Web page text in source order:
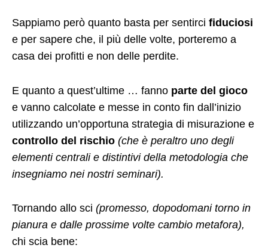
Sappiamo però quanto basta per sentirci fiduciosi
e per sapere che, il più delle volte, porteremo a
casa dei profitti e non delle perdite.
E quanto a quest’ultime … fanno parte del gioco
e vanno calcolate e messe in conto fin dall’inizio
utilizzando un’opportuna strategia di misurazione e
controllo del rischio (che è peraltro uno degli
elementi centrali e distintivi della metodologia che
insegniamo nei nostri seminari).
Tornando allo sci (promesso, dopodomani torno in
pianura e dalle prossime volte cambio metafora),
chi scia bene: